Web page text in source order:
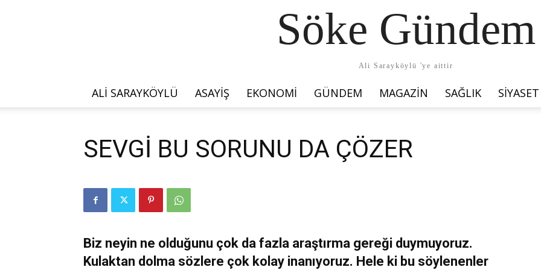
Söke Gündem
Ali Sarayköylü 'ye aittir
ALI SARAYKÖYLÜ ASAYIŞ EKONOMI GÜNDEM MAGAZIN SAĞLIK SIYASET
SEVGİ BU SORUNU DA ÇÖZER
Biz neyin ne olduğunu çok da fazla araştırma gereği duymuyoruz.
Kulaktan dolma sözlere çok kolay inanıyoruz. Hele ki bu söylenenler